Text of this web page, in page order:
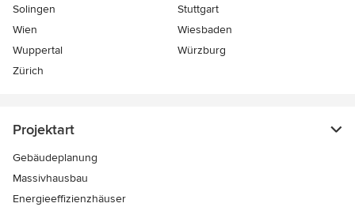
Solingen
Stuttgart
Wien
Wiesbaden
Wuppertal
Würzburg
Zürich
Projektart
Gebäudeplanung
Massivhausbau
Energieeffizienzhäuser